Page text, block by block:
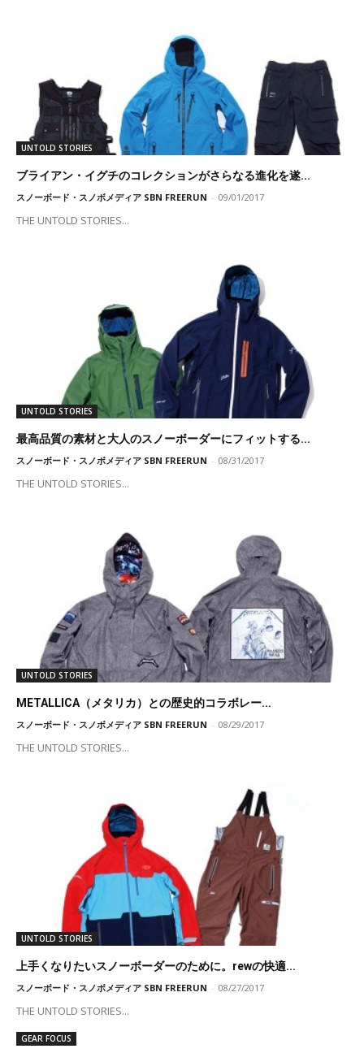
UNTOLD STORIES
ブライアン・イグチのコレクションがさらなる進化を遂...
スノーボード・スノボメディア SBN FREERUN - 09/01/2017
THE UNTOLD STORIES...
UNTOLD STORIES
最高品質の素材と大人のスノーボーダーにフィットする...
スノーボード・スノボメディア SBN FREERUN - 08/31/2017
THE UNTOLD STORIES...
UNTOLD STORIES
METALLICA（メタリカ）との歴史的コラボレー...
スノーボード・スノボメディア SBN FREERUN - 08/29/2017
THE UNTOLD STORIES...
UNTOLD STORIES
上手くなりたいスノーボーダーのために。rewの快適...
スノーボード・スノボメディア SBN FREERUN - 08/27/2017
THE UNTOLD STORIES...
GEAR FOCUS